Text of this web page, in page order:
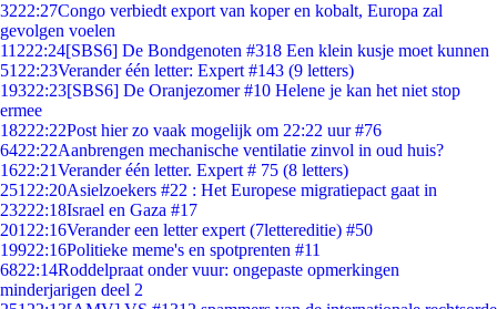
3222:27Congo verbiedt export van koper en kobalt, Europa zal
gevolgen voelen
11222:24[SBS6] De Bondgenoten #318 Een klein kusje moet kunnen
51 22:23Verander één letter: Expert #143 (9 letters)
19322:23[SBS6] De Oranjezomer #10 Helene je kan het niet stop
ermee
18222:22Post hier zo vaak mogelijk om 22:22 uur #76
6422:22Aanbrengen mechanische ventilatie zinvol in oud huis?
1622:21Verander één letter. Expert # 75 (8 letters)
251 22:20Asielzoekers #22 : Het Europese migratiepact gaat in
23222:18Israel en Gaza #17
201 22:16Verander een letter expert (7lettereditie) #50
19922:16Politieke meme's en spotprenten #11
6822:14Roddelpraat onder vuur: ongepaste opmerkingen
minderjarigen deel 2